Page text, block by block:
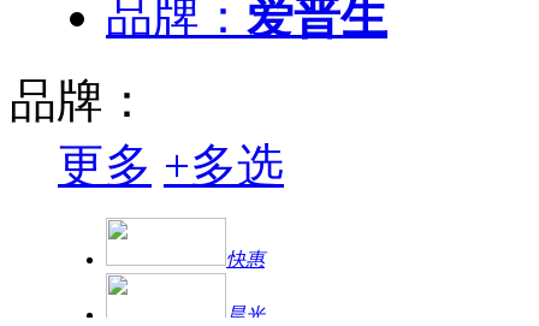
品牌： 爱普生
品牌：
更多 +多选
快惠
晨光